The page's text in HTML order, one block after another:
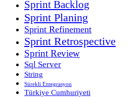
Sprint Backlog
Sprint Planing
Sprint Refinement
Sprint Retrospective
Sprint Review
Sql Server
String
Sürekli Entegrasyon
Türkiye Cumhuriyeti